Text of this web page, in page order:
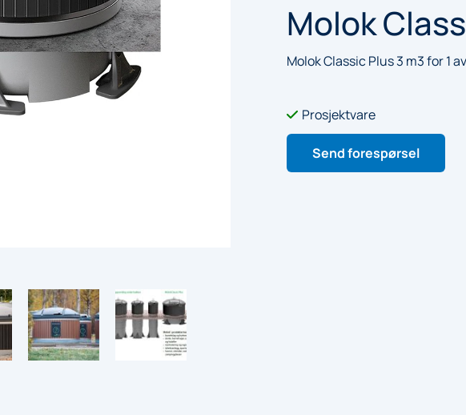
Molok
Molok Classic Plus 3 m3 for 1
 Prosjektvare
Send forespørsel